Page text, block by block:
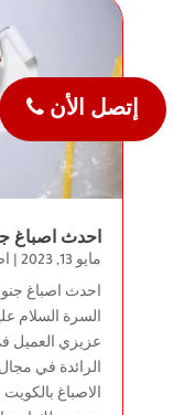
احدث اصباغ جنوب
مايو 13, 2023 |
احدث اصباغ
السرة السلام
عزيزي العميل
الرائدة في
الاصباغ
إتصل الأن